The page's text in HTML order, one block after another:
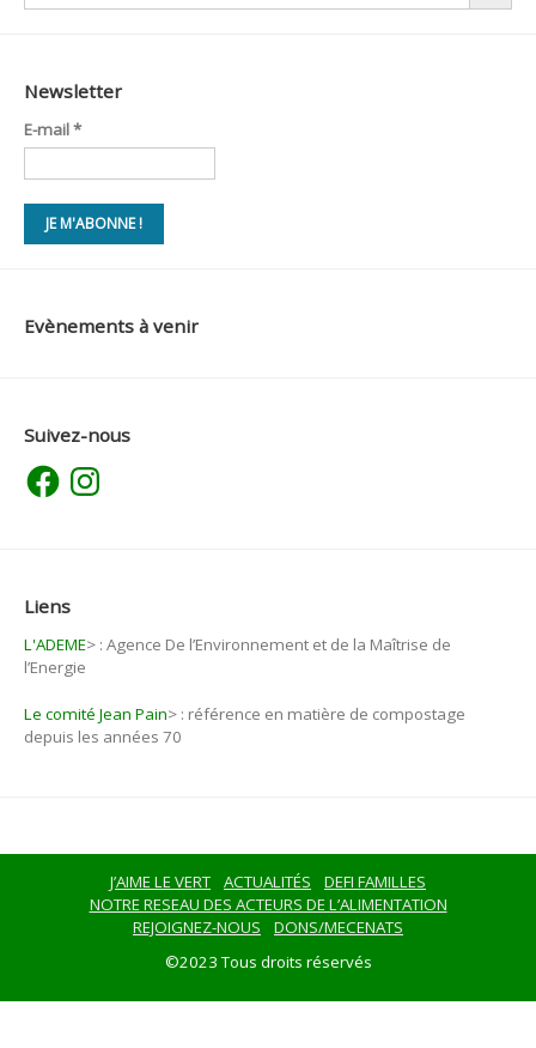
Newsletter
E-mail*
Evènements à venir
Suivez-nous
FacebookInstagram
Liens
L'ADEME>: Agence De l’Environnement et de la Maîtrise de
l’Energie
Le comité Jean Pain>: référence en matière de compostage
depuis les années 70
J’AIME LE VERT ACTUALITÉS
DEFI FAMILLES
NOTRE RESEAU DES ACTEURS DE L’ALIMENTATION
REJOIGNEZ-NOUS
DONS/MECENATS
©2023 Tous droits réservés